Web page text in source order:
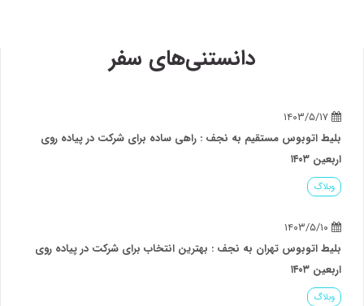
دانستنی‌های سفر
بلیط اتوبوس مستقیم به نجف : راهی ساده برای شرکت در پیاده روی
اربعین ۱۴۰۳
وبلاگ
بلیط اتوبوس تهران به نجف : بهترین انتخاب برای شرکت در پیاده روی
اربعین ۱۴۰۳
وبلاگ